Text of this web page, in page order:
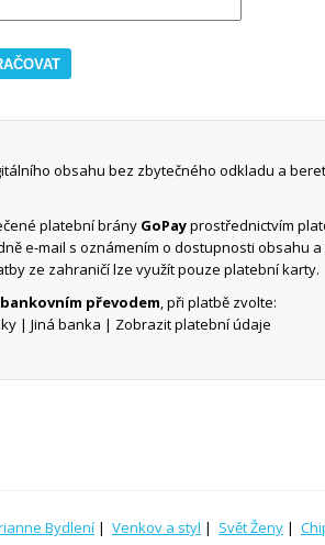
obsahu bez zbytečného odkladu a
platební brány GoPayprostřednictvím
e-mail s oznámením o dostupnosti obsahu
ze zahraničí lze využít pouze platební karty.
převodem, při platbě zvolte:
| Jiná banka | Zobrazit platební údaje
Bydlení | Venkov a styl | Svět Ženy |